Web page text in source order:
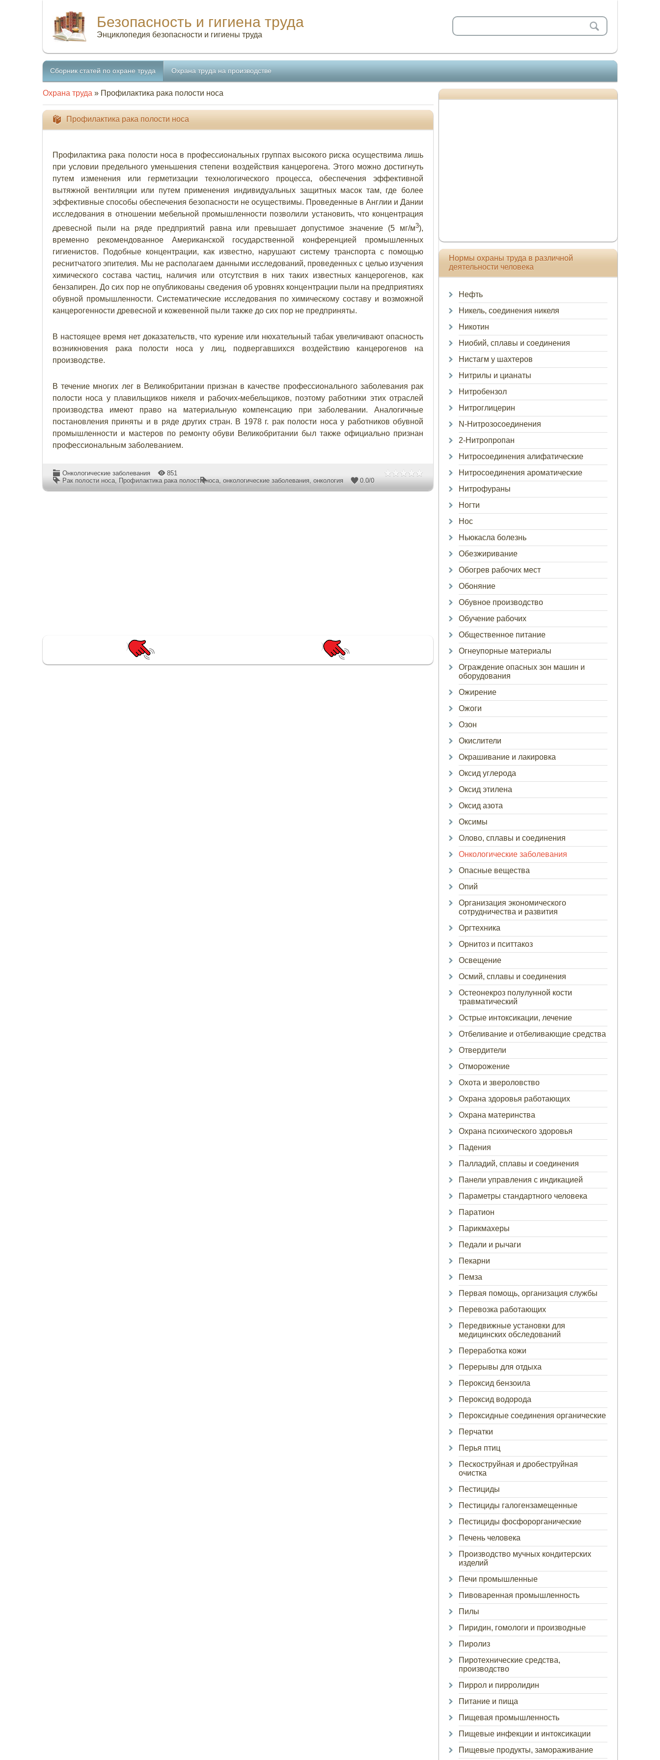
Безопасность и гигиена труда
Энциклопедия безопасности и гигиены труда
Сборник статей по охране труда Охрана труда на производстве
Охрана труда » Профилактика рака полости носа
Профилактика рака полости носа
Профилактика рака полости носа в профессиональных группах высокого риска осуществима лишь
при условии предельного уменьшения степени воздействия канцерогена. Этого можно достигнуть
путем изменения или герметизации технологического процесса, обеспечения эффективной
вытяжной вентиляции или путем применения индивидуальных защитных масок там, где более
эффективные способы обеспечения безопасности не осуществимы. Проведенные в Англии и Дании
исследования в отношении мебельной промышленности позволили установить, что концентрация
древесной пыли на ряде предприятий равна или превышает допустимое значение (5 мг/м3),
временно рекомендованное Американской государственной конференцией промышленных
гигиенистов. Подобные концентрации, как известно, нарушают систему транспорта с помощью
реснитчатого эпителия. Мы не располагаем данными исследований, проведенных с целью изучения
химического состава частиц, наличия или отсутствия в них таких известных канцерогенов, как
бензапирен. До сих пор не опубликованы сведения об уровнях концентрации пыли на предприятиях
обувной промышленности. Систематические исследования по химическому составу и возможной
канцерогенности древесной и кожевенной пыли также до сих пор не предприняты.
В настоящее время нет доказательств, что курение или нюхательный табак увеличивают опасность
возникновения рака полости носа у лиц, подвергавшихся воздействию канцерогенов на
производстве.
В течение многих лег в Великобритании признан в качестве профессионального заболевания рак
полости носа у плавильщиков никеля и рабочих-мебельщиков, поэтому работники этих отраслей
производства имеют право на материальную компенсацию при заболевании. Аналогичные
постановления приняты и в ряде других стран. В 1978 г. рак полости носа у работников обувной
промышленности и мастеров по ремонту обуви Великобритании был также официально признан
профессиональным заболеванием.
Онкологические заболевания
851
Рак полости носа, Профилактика рака полости носа, онкологические заболевания, онкология 0.0/0
Нормы охраны труда в различной
деятельности человека
Нефть
Никель, соединения никеля
Никотин
Ниобий, сплавы и соединения
Нистагм у шахтеров
Нитрилы и цианаты
Нитробензол
Нитроглицерин
N-Нитрозосоединения
2-Нитропропан
Нитросоединения алифатические
Нитросоединения ароматические
Нитрофураны
Ногти
Нос
Ньюкасла болезнь
Обезжиривание
Обогрев рабочих мест
Обоняние
Обувное производство
Обучение рабочих
Общественное питание
Огнеупорные материалы
Ограждение опасных зон машин и
оборудования
Ожирение
Ожоги
Озон
Окислители
Окрашивание и лакировка
Оксид углерода
Оксид этилена
Оксид азота
Оксимы
Олово, сплавы и соединения
Онкологические заболевания
Опасные вещества
Опий
Организация экономического
сотрудничества и развития
Оргтехника
Орнитоз и пситтакоз
Освещение
Осмий, сплавы и соединения
Остеонекроз полулунной кости
травматический
Острые интоксикации, лечение
Отбеливание и отбеливающие средства
Отвердители
Отморожение
Охота и звероловство
Охрана здоровья работающих
Охрана материнства
Охрана психического здоровья
Падения
Палладий, сплавы и соединения
Панели управления с индикацией
Параметры стандартного человека
Паратион
Парикмахеры
Педали и рычаги
Пекарни
Пемза
Первая помощь, организация службы
Перевозка работающих
Передвижные установки для
медицинских обследований
Переработка кожи
Перерывы для отдыха
Пероксид бензоила
Пероксид водорода
Пероксидные соединения органические
Перчатки
Перья птиц
Пескоструйная и дробеструйная
очистка
Пестициды
Пестициды галогензамещенные
Пестициды фосфорорганические
Печень человека
Производство мучных кондитерских
изделий
Печи промышленные
Пивоваренная промышленность
Пилы
Пиридин, гомологи и производные
Пиролиз
Пиротехнические средства,
производство
Пиррол и пирролидин
Питание и пища
Пищевая промышленность
Пищевые инфекции и интоксикации
Пищевые продукты, замораживание